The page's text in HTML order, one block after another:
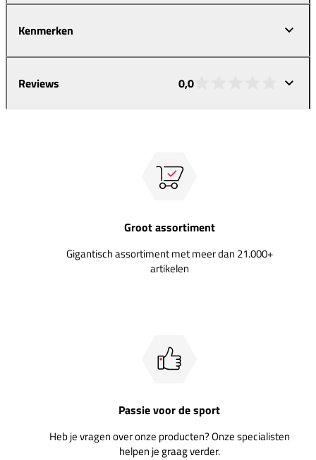
Kenmerken
Reviews 0,0
Groot assortiment
Gigantisch assortiment met meer dan 21.000+
artikelen
Passie voor de sport
Heb je vragen over onze producten? Onze specialisten
helpen je graag verder.